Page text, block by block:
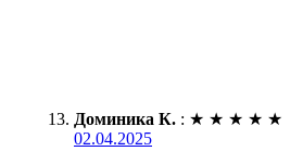
Доминика К. : ★ ★ ★ ★ ★
02.04.2025